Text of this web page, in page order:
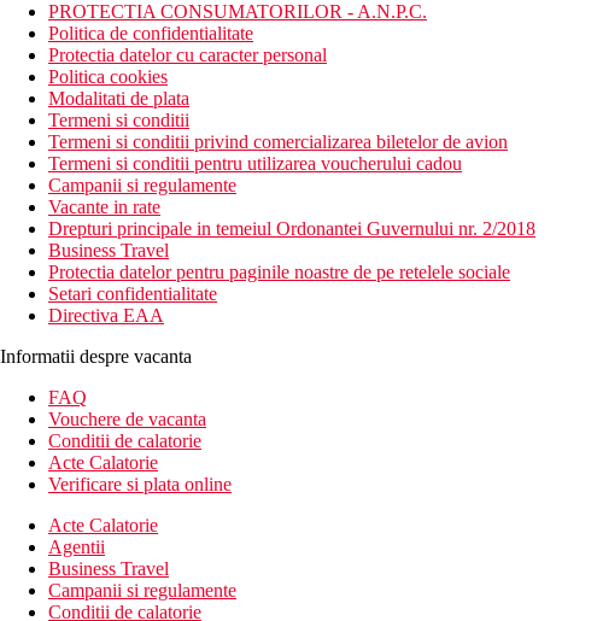
PROTECTIA CONSUMATORILOR - A.N.P.C.
Politica de confidentialitate
Protectia datelor cu caracter personal
Politica cookies
Modalitati de plata
Termeni si conditii
Termeni si conditii privind comercializarea biletelor de avion
Termeni si conditii pentru utilizarea voucherului cadou
Campanii si regulamente
Vacante in rate
Drepturi principale in temeiul Ordonantei Guvernului nr. 2/2018
Business Travel
Protectia datelor pentru paginile noastre de pe retelele sociale
Setari confidentialitate
Directiva EAA
Informatii despre vacanta
FAQ
Vouchere de vacanta
Conditii de calatorie
Acte Calatorie
Verificare si plata online
Acte Calatorie
Agentii
Business Travel
Campanii si regulamente
Conditii de calatorie